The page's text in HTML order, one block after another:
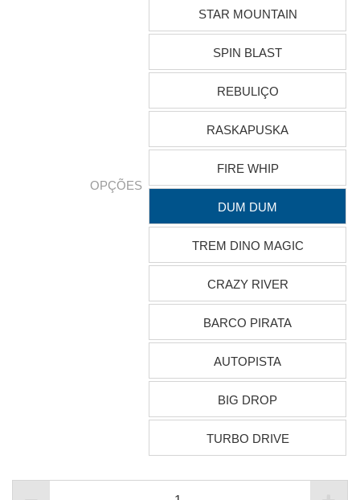
OPÇÕES
STAR MOUNTAIN
SPIN BLAST
REBULIÇO
RASKAPUSKA
FIRE WHIP
DUM DUM
TREM DINO MAGIC
CRAZY RIVER
BARCO PIRATA
AUTOPISTA
BIG DROP
TURBO DRIVE